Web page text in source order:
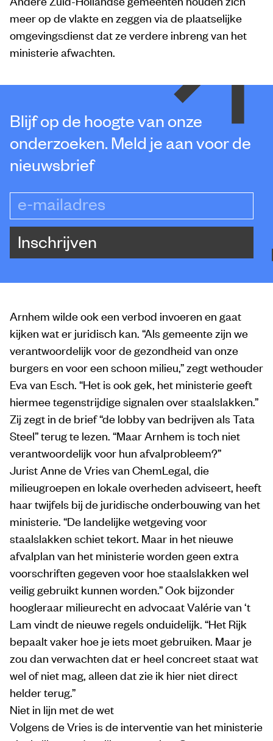
meer op de vlakte en zeggen via de plaatselijke
omgevingsdienst dat ze verdere inbreng van het
ministerie afwachten.
Blijf op de hoogte van onze
onderzoeken. Meld je aan voor de
nieuwsbrief
e-mailadres
Inschrijven
Arnhem wilde ook een verbod invoeren en gaat
kijken wat er juridisch kan. “Als gemeente zijn we
verantwoordelijk voor de gezondheid van onze
burgers en voor een schoon milieu,” zegt wethouder
Eva van Esch. “Het is ook gek, het ministerie geeft
hiermee tegenstrijdige signalen over staalslakken.”
Zij zegt in de brief “de lobby van bedrijven als Tata
Steel” terug te lezen. “Maar Arnhem is toch niet
verantwoordelijk voor hun afvalprobleem?”
Jurist Anne de Vries van ChemLegal, die
milieugroepen en lokale overheden adviseert, heeft
haar twijfels bij de juridische onderbouwing van het
ministerie. “De landelijke wetgeving voor
staalslakken schiet tekort. Maar in het nieuwe
afvalplan van het ministerie worden geen extra
voorschriften gegeven voor hoe staalslakken wel
veilig gebruikt kunnen worden.” Ook bijzonder
hoogleraar milieurecht en advocaat Valérie van ‘t
Lam vindt de nieuwe regels onduidelijk. “Het Rijk
bepaalt vaker hoe je iets moet gebruiken. Maar je
zou dan verwachten dat er heel concreet staat wat
wel of niet mag, alleen dat zie ik hier niet direct
helder terug.”
Niet in lijn met de wet
Volgens de Vries is de interventie van het ministerie